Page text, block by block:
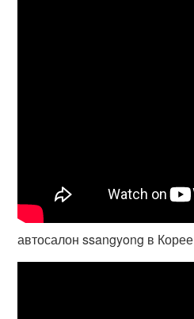
автосалон ssangyong в Корее